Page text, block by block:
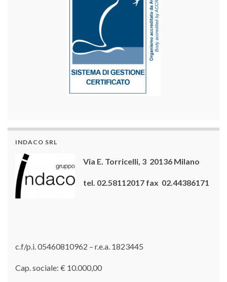
INDACO SRL
Via E. Torricelli, 3 20136 Milano
tel. 02.58112017 fax 02.44386171
c.f/p.i. 05460810962 – r.e.a. 1823445
Cap. sociale: € 10.000,00